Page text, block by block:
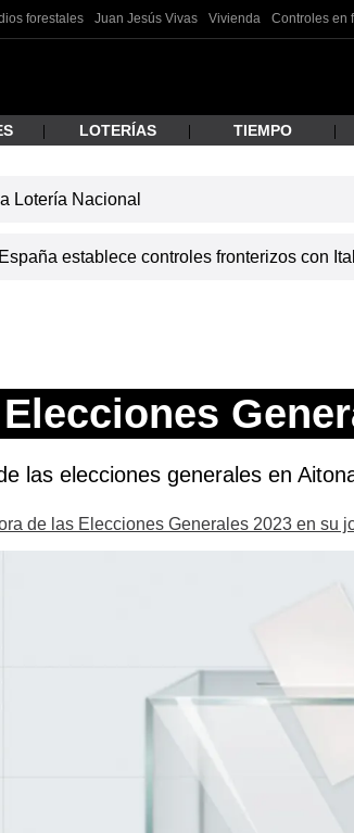
forestales Juan Jesús Vivas Vivienda Controles en
¿Qué estás buscando?
LOTERÍAS TIEMPO
Lotería Nacional
España establece controles fronterizos con
las elecciones generales en
de las Elecciones Generales 2023 en su